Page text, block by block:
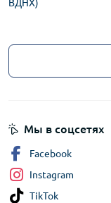
ВДНХ)
Мы в соцсетях
Facebook
Instagram
TikTok